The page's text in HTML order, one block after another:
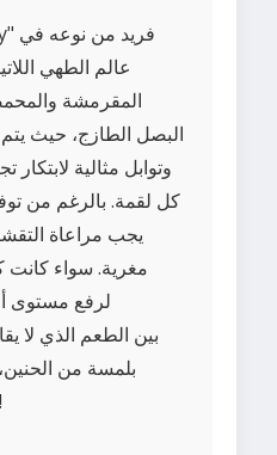
عالم الطهي
المقرمشة
البصل الطازج، حيث
وتوابل مثالية
كل لقمة. بالرغم من
يجب مراعاة
مغرية. سواء كانت
لرفع مستوى
بلمسة من
تجربتها لعشاق الطعام!